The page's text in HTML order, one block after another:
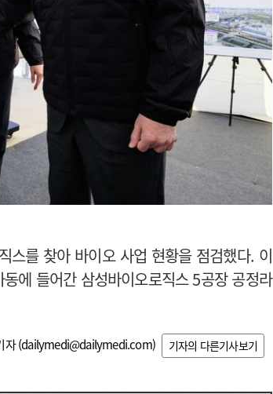
스를 찾아 바이오 사업 현황을 점검했다. 이
에 들어간 삼성바이오로직스 5공장 공정라
자 (dailymedi@dailymedi.com) 기자의 다른기사보기